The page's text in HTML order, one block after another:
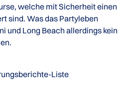
welche mit Sicherheit einen
sind. Was das Partyleben
und Long Beach allerdings kein
Liste